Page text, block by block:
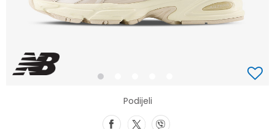
1
Podijeli